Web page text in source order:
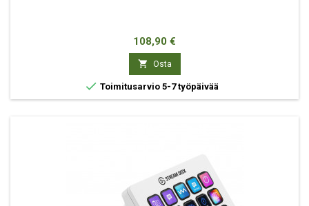
Hinta
108,90 €
 Osta
 Toimitusarvio 5-7 työpäivää